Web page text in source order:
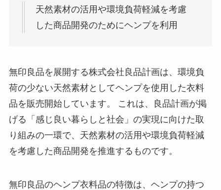
天然素材の活用や環境負荷軽減を考慮
した商品開発のためにヘンプを利用
無印良品を展開する株式会社良品計画は、環境負
荷の少ない天然素材としてヘンプを使用した衣料
品を販売開始しています。 これは、良品計画が掲
げる「感じ良い暮らしと社会」の実現に向けた取
り組みの一環で、天然素材の活用や環境負荷軽減
を考慮した商品開発を推進するものです。
無印良品のヘンプ衣料品の特徴は、ヘンプの持つ